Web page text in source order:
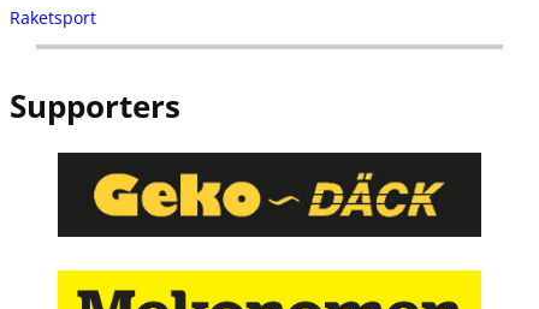
Raketsport
Supporters